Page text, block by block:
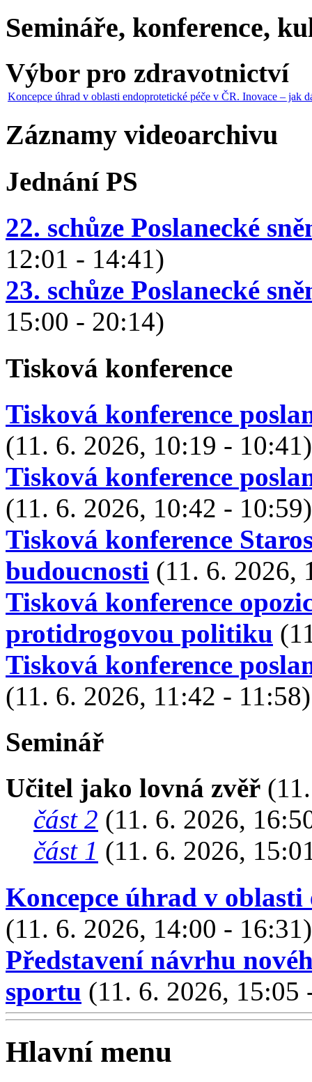
Semináře, konference,
Výbor pro zdravotnictví
Koncepce úhrad v oblasti endoprotetické péče v ČR. Inovace – jak
Záznamy videoarchivu
Jednání PS
22. schůze Poslanecké
12:01 - 14:41)
23. schůze Poslanecké
15:00 - 20:14)
Tisková konference
Tisková konference
(11. 6. 2026, 10:19 - 10:41)
Tisková konference
(11. 6. 2026, 10:42 - 10:59)
Tisková konference
budoucnosti (11. 6. 2026,
Tisková konference
protidrogovou politiku
Tisková konference
(11. 6. 2026, 11:42 - 11:58)
Seminář
Učitel jako lovná zvěř
část 2 (11. 6. 2026,
část 1 (11. 6. 2026,
Koncepce úhrad v
(11. 6. 2026, 14:00 - 16:31)
Představení návrhu
sportu (11. 6. 2026, 15:05
Hlavní menu